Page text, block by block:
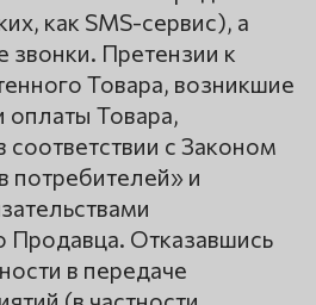
как SMS-сервис), а
Претензии к
Товара, возникшие
оплаты Товара,
соответствии с Законом
потребителей» и
Продавца. Отказавшись
в передаче